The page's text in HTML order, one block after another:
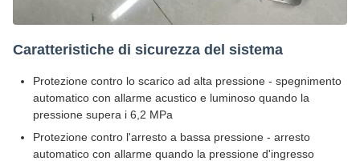
Caratteristiche di sicurezza del sistema
Protezione contro lo scarico ad alta pressione - spegnimento
automatico con allarme acustico e luminoso quando la
pressione supera i 6,2 MPa
Protezione contro l'arresto a bassa pressione - arresto
automatico con allarme quando la pressione d'ingresso